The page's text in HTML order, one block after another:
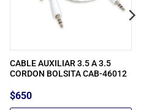
CABLE AUXILIAR 3.5 A 3.5
CORDON BOLSITA CAB-46012
$650